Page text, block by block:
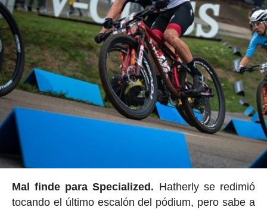
Mal finde para Specialized. Hatherly se redimió
tocando el último escalón del pódium, pero sabe a